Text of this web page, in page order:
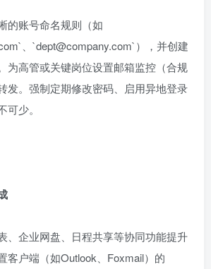
的账号命名规则（如
、`dept@company.com`），并创建
为高管或关键岗位设置邮箱监控（合规
发。强制定期修改密码、启用异地登录
少。
、企业网盘、日程共享等协同功能提升
客户端（如Outlook、Foxmail）的